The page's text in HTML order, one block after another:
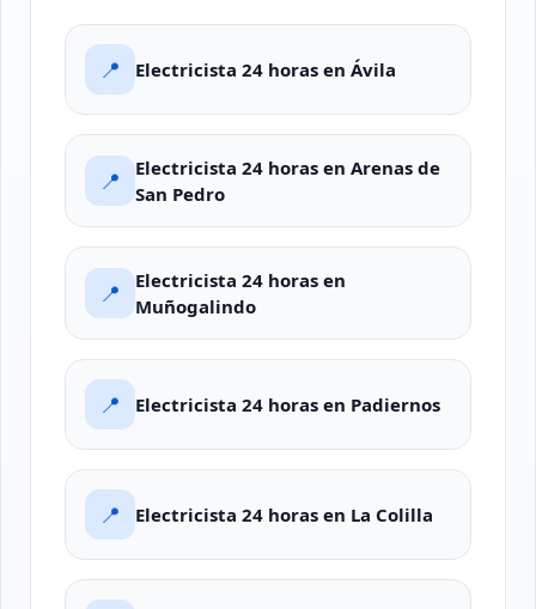
📍 Electricista 24 horas en Ávila
📍
Electricista 24 horas en Arenas de
San Pedro
📍
Electricista 24 horas en
Muñogalindo
📍 Electricista 24 horas en Padiernos
📍 Electricista 24 horas en La Colilla